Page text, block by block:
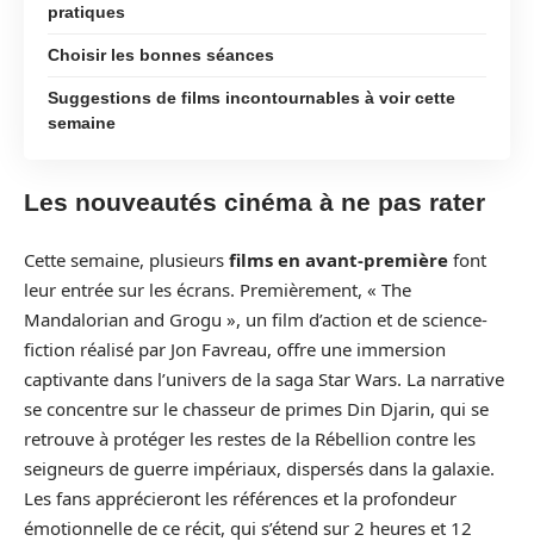
pratiques
Choisir les bonnes séances
Suggestions de films incontournables à voir cette
semaine
Les nouveautés cinéma à ne pas rater
Cette semaine, plusieurs films en avant-première font
leur entrée sur les écrans. Premièrement, « The
Mandalorian and Grogu », un film d’action et de science-
fiction réalisé par Jon Favreau, offre une immersion
captivante dans l’univers de la saga Star Wars. La narrative
se concentre sur le chasseur de primes Din Djarin, qui se
retrouve à protéger les restes de la Rébellion contre les
seigneurs de guerre impériaux, dispersés dans la galaxie.
Les fans apprécieront les références et la profondeur
émotionnelle de ce récit, qui s’étend sur 2 heures et 12